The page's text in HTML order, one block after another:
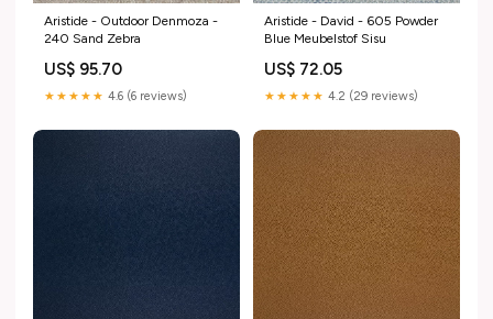
Aristide - Outdoor Denmoza -
240 Sand Zebra
US$ 95.70
★★★★★ 4.6 (6 reviews)
Aristide - David - 605 Powder
Blue Meubelstof Sisu
US$ 72.05
★★★★★ 4.2 (29 reviews)